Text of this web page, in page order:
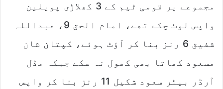
مجموعے پر قومی ٹیم کے 3 کھلاڑی پویلین
واپس لوٹ چکے تھے، امام الحق 9، عبداللہ
شفیق 6 رنز بنا کر آؤٹ ہوئے، کپتان شان
مسعود کھاتا بھی کھول نہ سکے جبکہ مڈل
آرڈر بیٹر سعود شکیل 11 رنز بنا کر واپس